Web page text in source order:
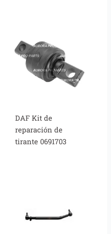
DAF Kit de
reparación de
tirante 0691703